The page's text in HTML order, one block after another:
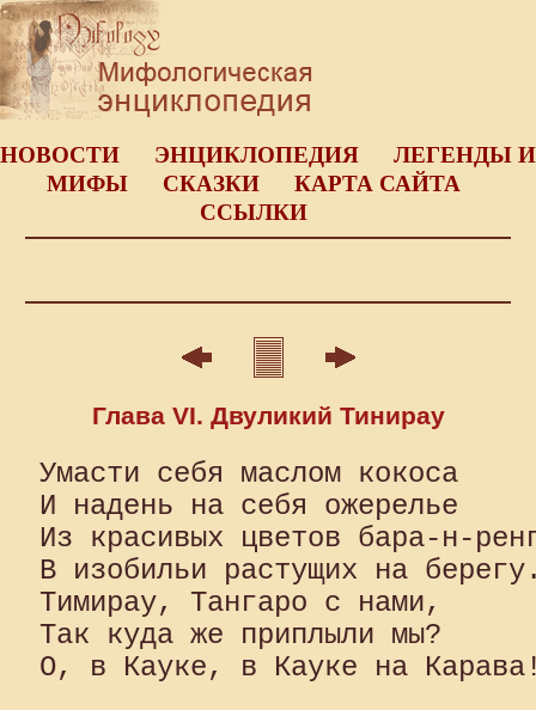
НОВОСТИ ЭНЦИКЛОПЕДИЯ
ЛЕГЕНДЫ И
МИФЫ
СКАЗКИ
КАРТА САЙТА
ССЫЛКИ
Глава VI. Двуликий Тинирау
Умасти себя маслом кокоса
И надень на себя ожерелье
Из красивых цветов бара-н-
В изобильи растущих на
Тимирау, Тангаро с нами,
Так куда же приплыли мы?